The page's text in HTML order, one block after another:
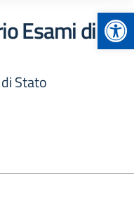
Esami di
Stato